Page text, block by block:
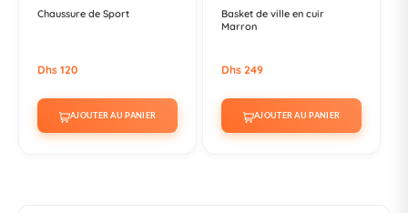
Chaussure de Sport
Dhs 120
AJOUTER AU PANIER
Basket de ville en cuir
Marron
Dhs 249
AJOUTER AU PANIER